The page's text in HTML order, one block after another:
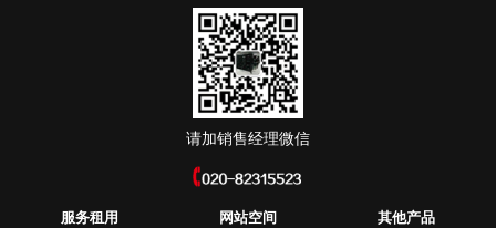
请加销售经理微信
服务租用 网站空间 其他产品